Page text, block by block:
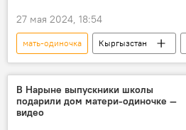
27 мая 2024, 18:54
мать-одиночка Кыргызстан
квартира
Камчыбек Ташиев
В Нарыне выпускники школы
подарили дом матери-одиночке —
видео